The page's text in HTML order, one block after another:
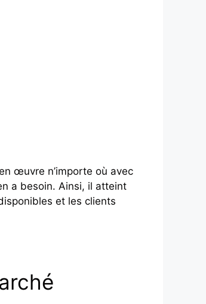
œuvre n’importe où avec
a besoin. Ainsi, il atteint
et les clients